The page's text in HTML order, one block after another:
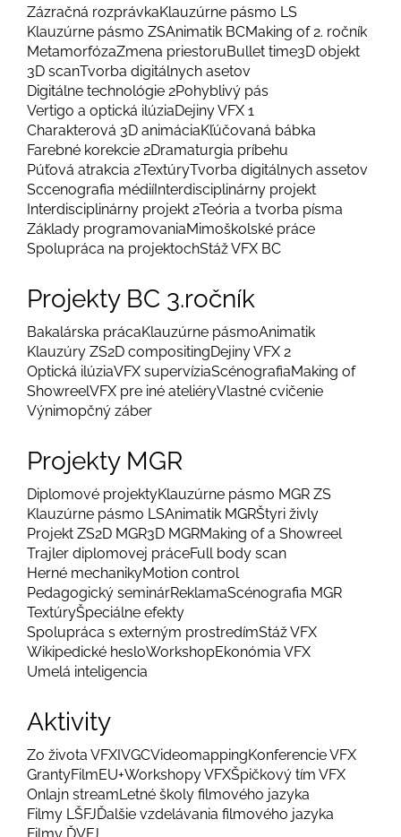
Zázračná rozprávkaKlauzúrne pásmo LS
Klauzúrne pásmo ZSAnimatik BCMaking of 2. ročník
MetamorfózaZmena priestoruBullet time3D objekt
3D scanTvorba digitálnych asetov
Digitálne technológie 2Pohyblivý pás
Vertigo a optická ilúziaDejiny VFX 1
Charakterová 3D animáciaKľúčovaná bábka
Farebné korekcie 2Dramaturgia príbehu
Púťová atrakcia 2TextúryTvorba digitálnych assetov
Sccenografia médiíInterdisciplinárny projekt
Interdisciplinárny projekt 2Teória a tvorba písma
Základy programovaniaMimoškolské práce
Spolupráca na projektochStáž VFX BC
Projekty BC 3.ročník
Bakalárska prácaKlauzúrne pásmoAnimatik
Klauzúry ZS2D compositingDejiny VFX 2
Optická ilúziaVFX supervíziaScénografiaMaking of
ShowreelVFX pre iné ateliéryVlastné cvičenie
Výnimopčný záber
Projekty MGR
Diplomové projektyKlauzúrne pásmo MGR ZS
Klauzúrne pásmo LSAnimatik MGRŠtyri živly
Projekt ZS2D MGR3D MGRMaking of a Showreel
Trajler diplomovej práceFull body scan
Herné mechanikyMotion control
Pedagogický seminárReklamaScénografia MGR
TextúryŠpeciálne efekty
Spolupráca s externým prostredímStáž VFX
Wikipedické hesloWorkshopEkonómia VFX
Umelá inteligencia
Aktivity
Zo života VFXIVGCVideomappingKonferencie VFX
GrantyFilmEU+Workshopy VFXŠpičkový tím VFX
Onlajn streamLetné školy filmového jazyka
Filmy LŠFJĎalšie vzdelávania filmového jazyka